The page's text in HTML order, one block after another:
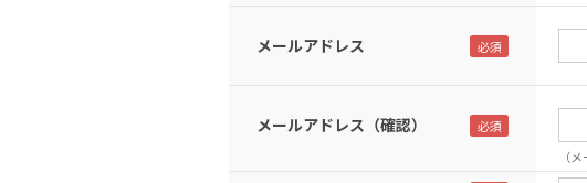
メールアドレス
メールアドレス（確認）
（